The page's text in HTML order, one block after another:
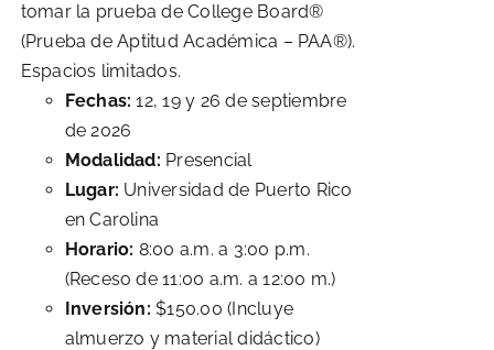
tomar la prueba de College Board®
(Prueba de Aptitud Académica – PAA®).
Espacios limitados.
Fechas:12, 19 y 26 de septiembre
de 2026
Modalidad: Presencial
Lugar: Universidad de Puerto Rico
en Carolina
Horario: 8:00 a.m. a 3:00 p.m.
(Receso de 11:00 a.m. a 12:00 m.)
Inversión: $150.00 (Incluye
almuerzo y material didáctico)